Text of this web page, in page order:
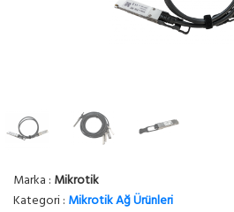
Marka : Mikrotik
Kategori : Mikrotik Ağ Ürünleri